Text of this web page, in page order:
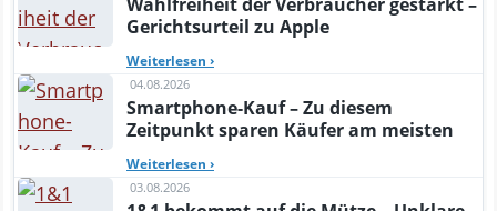
Gerichtsurteil zu Apple
Weiterlesen ›
04.08.2026
Smartphone-Kauf – Zu diesem
Zeitpunkt sparen Käufer am meisten
Weiterlesen ›
03.08.2026